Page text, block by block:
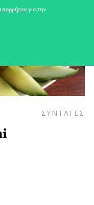
ΣΥΝΤΑΓΕΣ
για την